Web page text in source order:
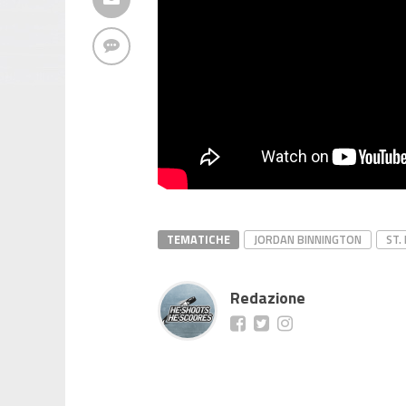
TEMATICHE JORDAN BINNINGTON ST.
Redazione